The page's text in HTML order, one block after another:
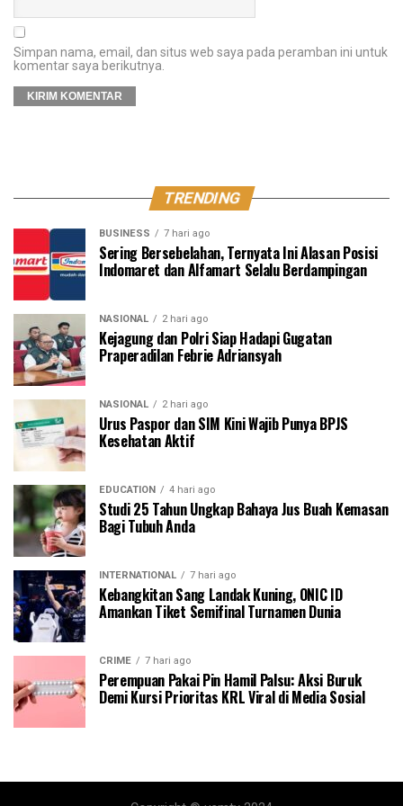
Simpan nama, email, dan situs web saya pada peramban ini untuk
komentar saya berikutnya.
TRENDING
BUSINESS 7 hari ago
Sering Bersebelahan, Ternyata Ini Alasan Posisi
Indomaret dan Alfamart Selalu Berdampingan
NASIONAL 2 hari ago
Kejagung dan Polri Siap Hadapi Gugatan
Praperadilan Febrie Adriansyah
NASIONAL 2 hari ago
Urus Paspor dan SIM Kini Wajib Punya BPJS
Kesehatan Aktif
EDUCATION 4 hari ago
Studi 25 Tahun Ungkap Bahaya Jus Buah Kemasan
Bagi Tubuh Anda
INTERNATIONAL 7 hari ago
Kebangkitan Sang Landak Kuning, ONIC ID
Amankan Tiket Semifinal Turnamen Dunia
CRIME 7 hari ago
Perempuan Pakai Pin Hamil Palsu: Aksi Buruk
Demi Kursi Prioritas KRL Viral di Media Sosial